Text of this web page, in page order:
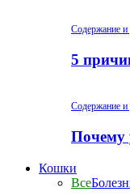
Содержание и
5
Содержание и
Почему
Кошки
Все